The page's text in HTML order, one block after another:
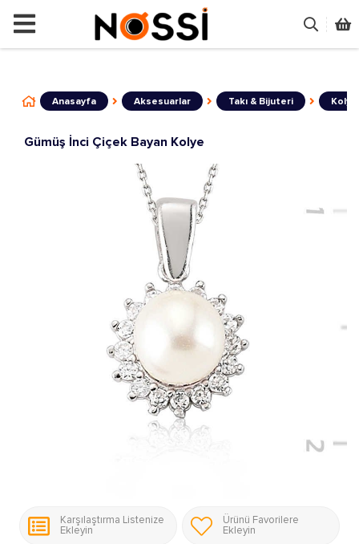
ÜRÜNLERİN TAMAMI DEMODUR SATIŞA
Anasayfa Aksesuarlar Takı & Bijuteri
Gümüş İnci Çiçek Bayan Kolye
Karşılaştırma Listenize
Ekleyin
Ürünü Favorilere
Ekleyin